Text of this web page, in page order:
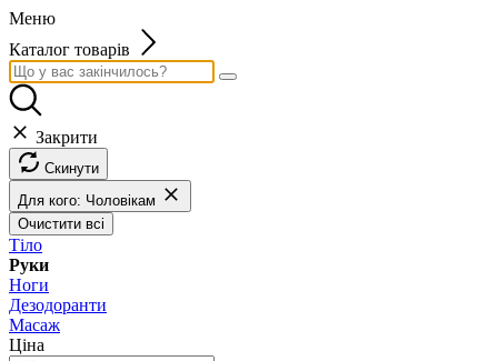
Меню
Каталог товарів
Закрити
Скинути
Для кого: Чоловікам
Очистити всі
Тіло
Руки
Ноги
Дезодоранти
Масаж
Ціна